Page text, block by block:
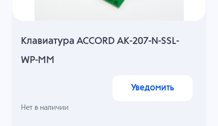
Клавиатура ACCORD AK-207-N-SSL-
WP-MM
Нет в наличии
Уведомить